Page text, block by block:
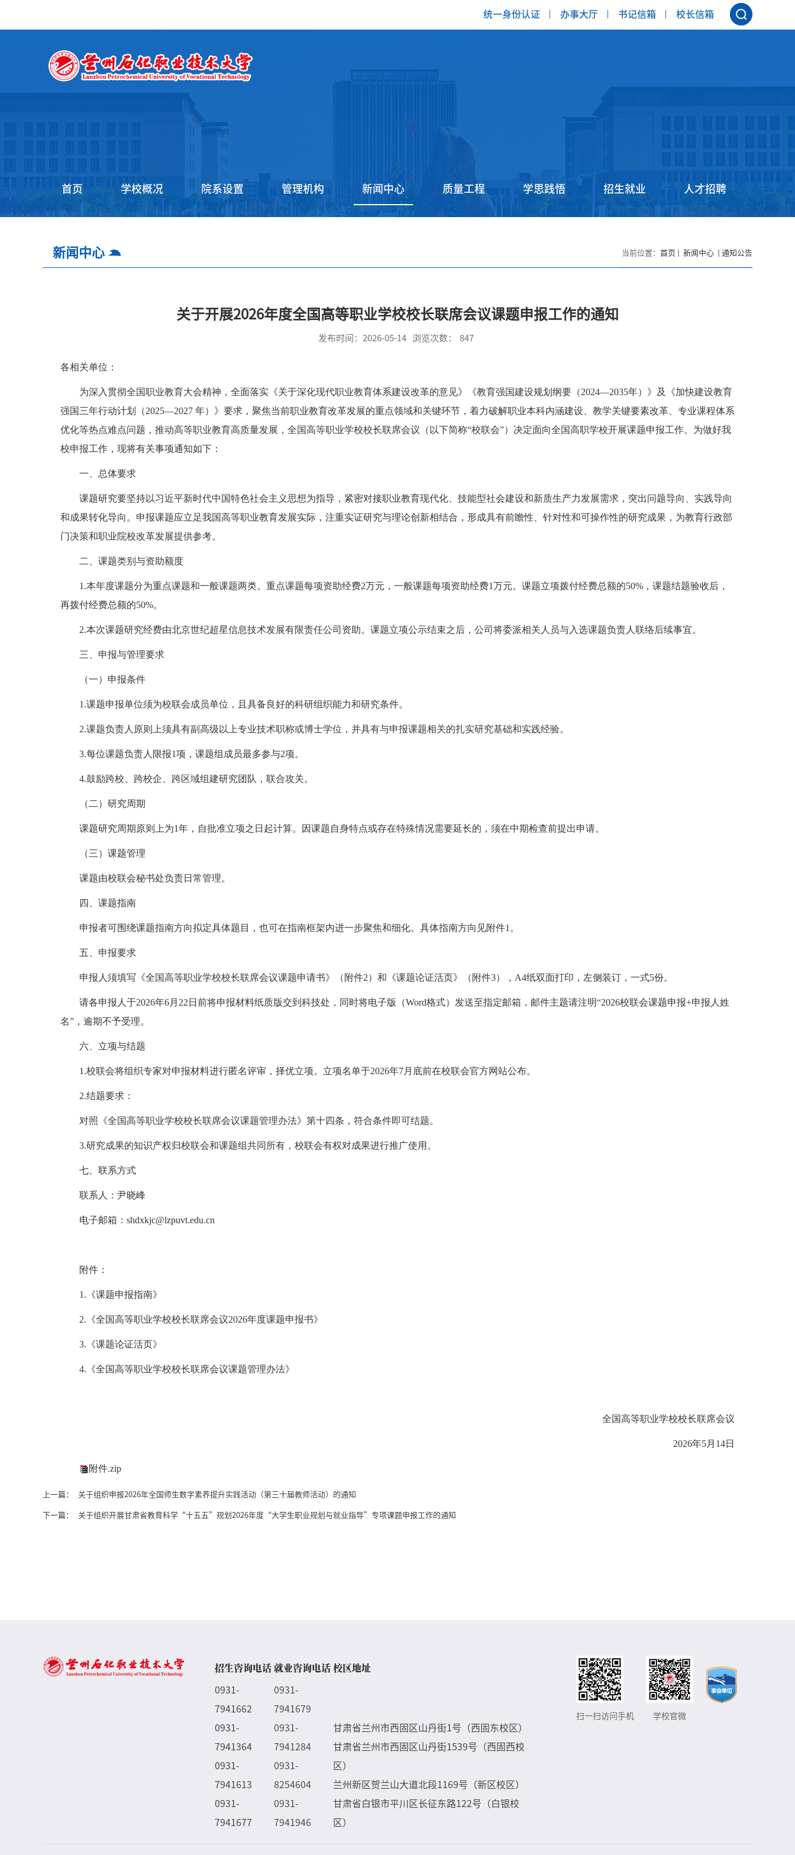
统一身份认证 办事大厅 书记信箱 校长信箱
首页 学校概况 院系设置 管理机构 新闻中心 质量工程 学思践悟 招生就业 人才招聘
新闻中心 当前位置： 首页 新闻中心 通知公告
关于开展2026年度全国高等职业学校校长联席会议课题申报工作的通知
发布时间：2026-05-14 浏览次数： 847
各相关单位：
为深入贯彻全国职业教育大会精神，全面落实《关于深化现代职业教育体系建设改革的意见》《教育强国建设规划纲要（2024—2035年）》及《加快建设教育
强国三年行动计划（2025—2027 年）》要求，聚焦当前职业教育改革发展的重点领域和关键环节，着力破解职业本科内涵建设、教学关键要素改革、专业课程体系
优化等热点难点问题，推动高等职业教育高质量发展，全国高等职业学校校长联席会议（以下简称“校联会”）决定面向全国高职学校开展课题申报工作。为做好我
校申报工作，现将有关事项通知如下：
一、总体要求
课题研究要坚持以习近平新时代中国特色社会主义思想为指导，紧密对接职业教育现代化、技能型社会建设和新质生产力发展需求，突出问题导向、实践导向
和成果转化导向。申报课题应立足我国高等职业教育发展实际，注重实证研究与理论创新相结合，形成具有前瞻性、针对性和可操作性的研究成果，为教育行政部
门决策和职业院校改革发展提供参考。
二、课题类别与资助额度
1.本年度课题分为重点课题和一般课题两类。重点课题每项资助经费2万元，一般课题每项资助经费1万元。课题立项拨付经费总额的50%，课题结题验收后，
再拨付经费总额的50%。
2.本次课题研究经费由北京世纪超星信息技术发展有限责任公司资助。课题立项公示结束之后，公司将委派相关人员与入选课题负责人联络后续事宜。
三、申报与管理要求
（一）申报条件
1.课题申报单位须为校联会成员单位，且具备良好的科研组织能力和研究条件。
2.课题负责人原则上须具有副高级以上专业技术职称或博士学位，并具有与申报课题相关的扎实研究基础和实践经验。
3.每位课题负责人限报1项，课题组成员最多参与2项。
4.鼓励跨校、跨校企、跨区域组建研究团队，联合攻关。
（二）研究周期
课题研究周期原则上为1年，自批准立项之日起计算。因课题自身特点或存在特殊情况需要延长的，须在中期检查前提出申请。
（三）课题管理
课题由校联会秘书处负责日常管理。
四、课题指南
申报者可围绕课题指南方向拟定具体题目，也可在指南框架内进一步聚焦和细化。具体指南方向见附件1。
五、申报要求
申报人须填写《全国高等职业学校校长联席会议课题申请书》（附件2）和《课题论证活页》（附件3），A4纸双面打印，左侧装订，一式5份。
请各申报人于2026年6月22日前将申报材料纸质版交到科技处，同时将电子版（Word格式）发送至指定邮箱，邮件主题请注明“2026校联会课题申报+申报人姓
名”，逾期不予受理。
六、立项与结题
1.校联会将组织专家对申报材料进行匿名评审，择优立项。立项名单于2026年7月底前在校联会官方网站公布。
2.结题要求：
对照《全国高等职业学校校长联席会议课题管理办法》第十四条，符合条件即可结题。
3.研究成果的知识产权归校联会和课题组共同所有，校联会有权对成果进行推广使用。
七、联系方式
联系人：尹晓峰
电子邮箱：shdxkjc@lzpuvt.edu.cn
附件：
1.《课题申报指南》
2.《全国高等职业学校校长联席会议2026年度课题申报书》
3.《课题论证活页》
4.《全国高等职业学校校长联席会议课题管理办法》
全国高等职业学校校长联席会议
2026年5月14日
附件.zip
上一篇： 关于组织申报2026年全国师生数字素养提升实践活动（第三十届教师活动）的通知
下一篇： 关于组织开展甘肃省教育科学“十五五”规划2026年度“大学生职业规划与就业指导”专项课题申报工作的通知
招生咨询电话
0931-
7941662
0931-
7941364
0931-
7941613
0931-
7941677
就业咨询电话
0931-
7941679
0931-
7941284
0931-
8254604
0931-
7941946
校区地址
甘肃省兰州市西固区山丹街1号（西固东校区）
甘肃省兰州市西固区山丹街1539号（西固西校
区）
兰州新区贺兰山大道北段1169号（新区校区）
甘肃省白银市平川区长征东路122号（白银校
区）
扫一扫访问手机 学校官微